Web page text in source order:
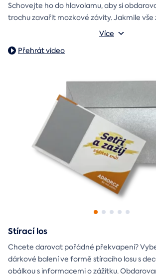
Schovejte ho do hlavolamu, aby si
trochu zavařit mozkové závity. Jakmile vše
objeví poukaz na zážitek i s vaším
Vnější rozměry: 15,5 x 8,5 x 5 cm
Více
Přehrát video
Stírací los
Chcete darovat pořádné překvapení?
dárkové balení ve formě stíracího losu s
obálkou s informacemi o zážitku.